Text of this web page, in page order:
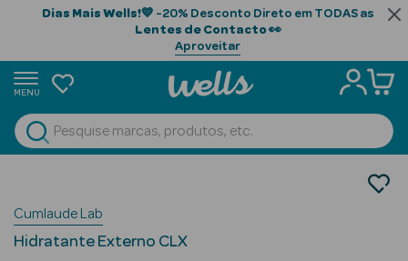
Dias Mais Wells!💙 -20% Desconto Direto em TODAS as
Lentes de Contacto👀
Aproveitar
MENU
Ver Tudo
Beauty Season
Cabelo
Hidratação
Cumlaude Lab
Hidratante Externo CLX